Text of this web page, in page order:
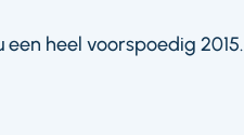
een heel voorspoedig 2015.